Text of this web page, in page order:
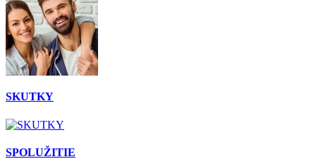
SKUTKY
SPOLUŽITIE